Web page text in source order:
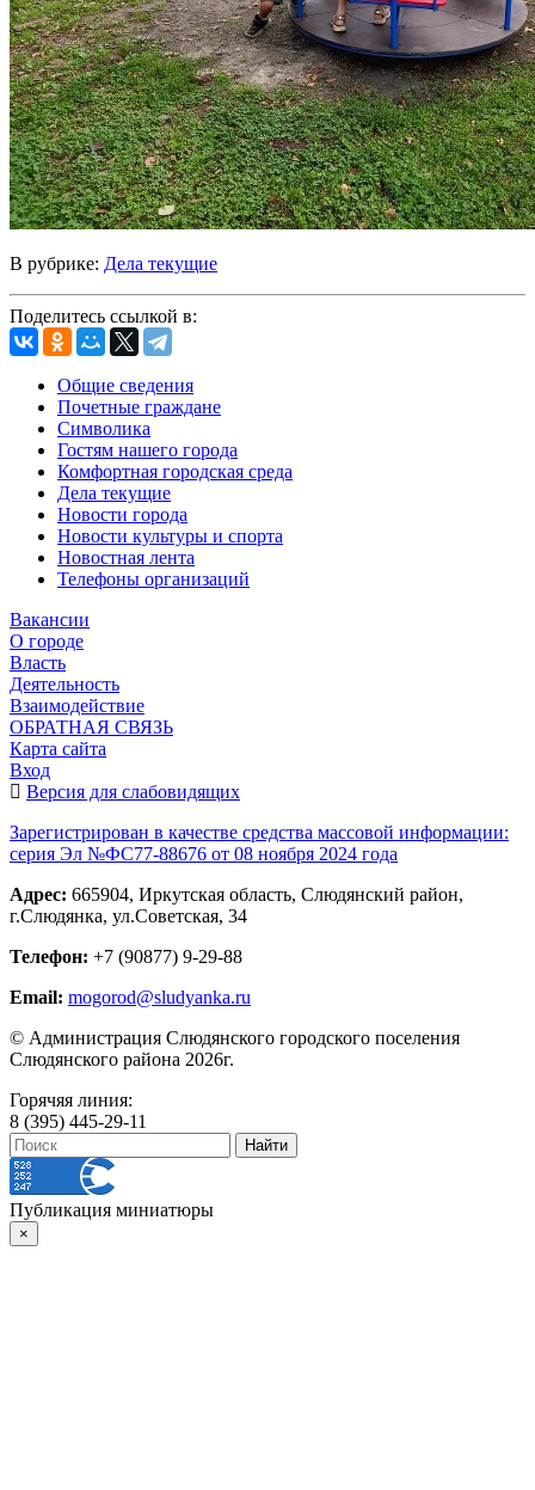
В рубрике: Дела текущие
Поделитесь ссылкой в:
Общие сведения
Почетные граждане
Символика
Гостям нашего города
Комфортная городская среда
Дела текущие
Новости города
Новости культуры и спорта
Новостная лента
Телефоны организаций
Вакансии
О городе
Власть
Деятельность
Взаимодействие
ОБРАТНАЯ СВЯЗЬ
Карта сайта
Вход
Версия для слабовидящих
Зарегистрирован в качестве средства массовой информации:
серия Эл №ФС77-88676 от 08 ноября 2024 года
Адрес: 665904, Иркутская область, Слюдянский район,
г.Слюдянка, ул.Советская, 34
Телефон: +7 (90877) 9-29-88
Email: mogorod@sludyanka.ru
© Администрация Слюдянского городского поселения
Слюдянского района 2026г.
Горячяя линия:
8 (395) 445-29-11
Публикация миниатюры
×